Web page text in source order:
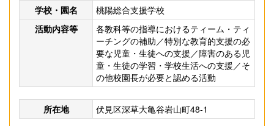
学校・園名
桃陽総合支援学校
活動内容等
各教科等の指導におけるティーム・ティ
ーチングの補助／特別な教育的支援の必
要な児童・生徒への支援／障害のある児
童・生徒の学習・学校生活への支援／そ
の他校園長が必要と認める活動
所在地 伏見区深草大亀谷岩山町48-1